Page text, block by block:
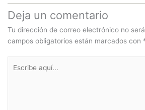
Deja un comentario
Tu dirección de correo electrónico no
campos obligatorios están marcados con
aquí...